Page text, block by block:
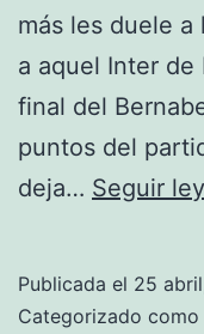
más les duele a
a aquel Inter
final del
puntos del
deja… Seguir
Publicada el 25
Categorizado como